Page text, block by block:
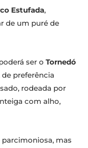
Estufada,
de um puré de
ser o Tornedó
preferência
rodeada por
com alho,
parcimoniosa, mas